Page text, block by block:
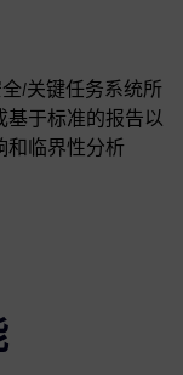
/关键任务系统所
基于标准的报告以
和临界性分析